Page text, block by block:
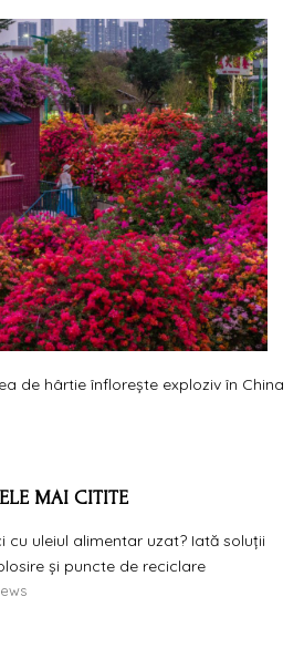
de hârtie înflorește exploziv în China
MAI CITITE
cu uleiul alimentar uzat? Iată soluții
și puncte de reciclare